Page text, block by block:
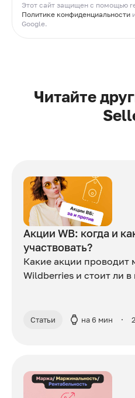
Этот сайт защищен с помощью
Политике конфиденциальности
Google.
Читайте
Акции WB: когда и
участвовать?
Какие акции проводит
Wildberries и стоит ли в
Статьи на 6 мин